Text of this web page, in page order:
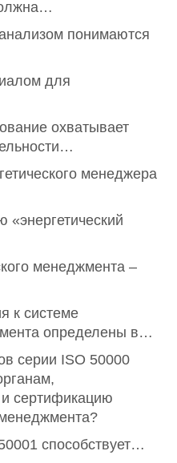
понимаются
для
охватывает
менеджера
«энергетический
менеджмента –
к системе
определены в…
серии ISO 50000
сертификацию
способствует…